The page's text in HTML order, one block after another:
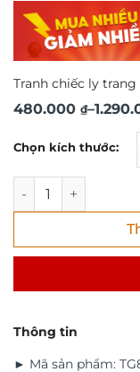
Tranh chiếc ly
480.000 ₫–
Khoảng
480.000 ₫
đến
1.290.000 ₫
Chọn kích thước:
Tranh chiếc ly
Thông tin
► Mã sản phẩm: